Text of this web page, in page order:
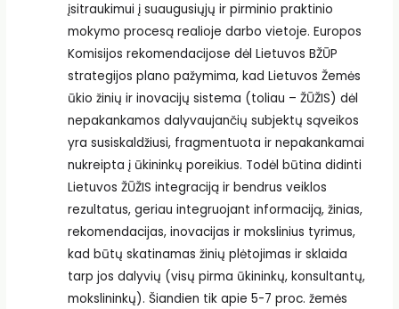
įsitraukimui į suaugusiųjų ir pirminio praktinio
mokymo procesą realioje darbo vietoje. Europos
Komisijos rekomendacijose dėl Lietuvos BŽŪP
strategijos plano pažymima, kad Lietuvos Žemės
ūkio žinių ir inovacijų sistema (toliau – ŽŪŽIS) dėl
nepakankamos dalyvaujančių subjektų sąveikos
yra susiskaldžiusi, fragmentuota ir nepakankamai
nukreipta į ūkininkų poreikius. Todėl būtina didinti
Lietuvos ŽŪŽIS integraciją ir bendrus veiklos
rezultatus, geriau integruojant informaciją, žinias,
rekomendacijas, inovacijas ir mokslinius tyrimus,
kad būtų skatinamas žinių plėtojimas ir sklaida
tarp jos dalyvių (visų pirma ūkininkų, konsultantų,
mokslininkų). Šiandien tik apie 5-7 proc. žemės